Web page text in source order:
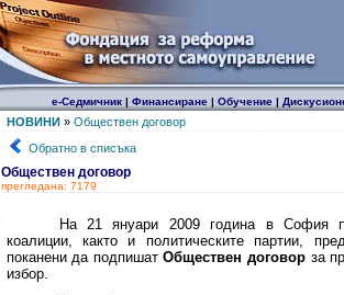
е-Седмичник| Финансиране| Обучение|
НОВИНИ» Обществен договор
Обратно в списъка
Обществен договор
прегледана: 7179
На 21 януари 2009 година в София
коалиции, както и политическите партии,
поканени да подпишатОбществен договорза
избор.